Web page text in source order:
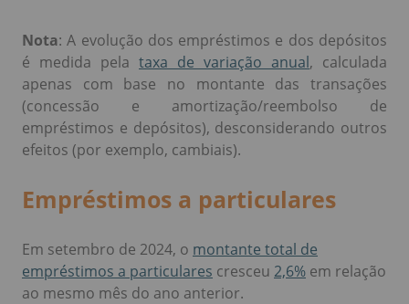
Nota: A evolução dos empréstimos e dos depósitos
é medida pela taxa de variação anual, calculada
apenas com base no montante das transações
(concessão e amortização/reembolso de
empréstimos e depósitos), desconsiderando outros
efeitos (por exemplo, cambiais).
Empréstimos a particulares
Em setembro de 2024, o montante total de
empréstimos a particulares cresceu 2,6% em relação
ao mesmo mês do ano anterior.